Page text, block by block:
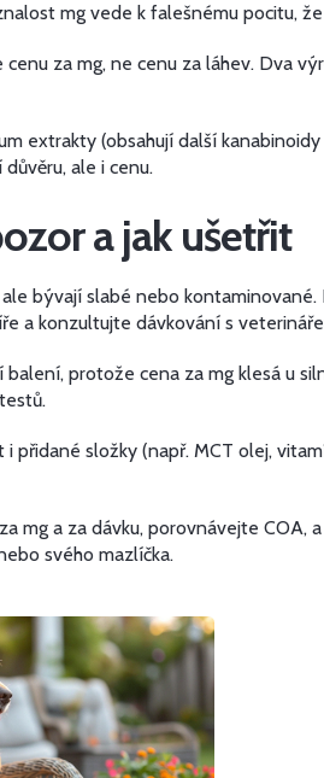
mg vede k falešnému pocitu,
cenu za mg, ne cenu za láhev. Dva
extrakty (obsahují další
ale i cenu.
a jak ušetřit
bývají slabé nebo
a konzultujte dávkování s
balení, protože cena za mg klesá u
i přidané složky (např. MCT olej,
mg a za dávku, porovnávejte
svého mazlíčka.